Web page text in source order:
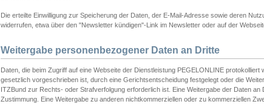
Die erteilte Einwilligung zur Speicherung der Daten, der E-Mail-Adresse sowie deren
widerrufen, etwa über den "Newsletter kündigen"-Link im Newsletter oder auf der
Weitergabe personenbezogener Daten an Dritte
Daten, die beim Zugriff auf eine Webseite der Dienstleistung PEGELONLINE
gesetzlich vorgeschrieben ist, durch eine Gerichtsentscheidung festgelegt oder die
ITZBund zur Rechts- oder Strafverfolgung erforderlich ist. Eine Weitergabe der Daten
Zustimmung. Eine Weitergabe zu anderen nichtkommerziellen oder zu kommerziellen